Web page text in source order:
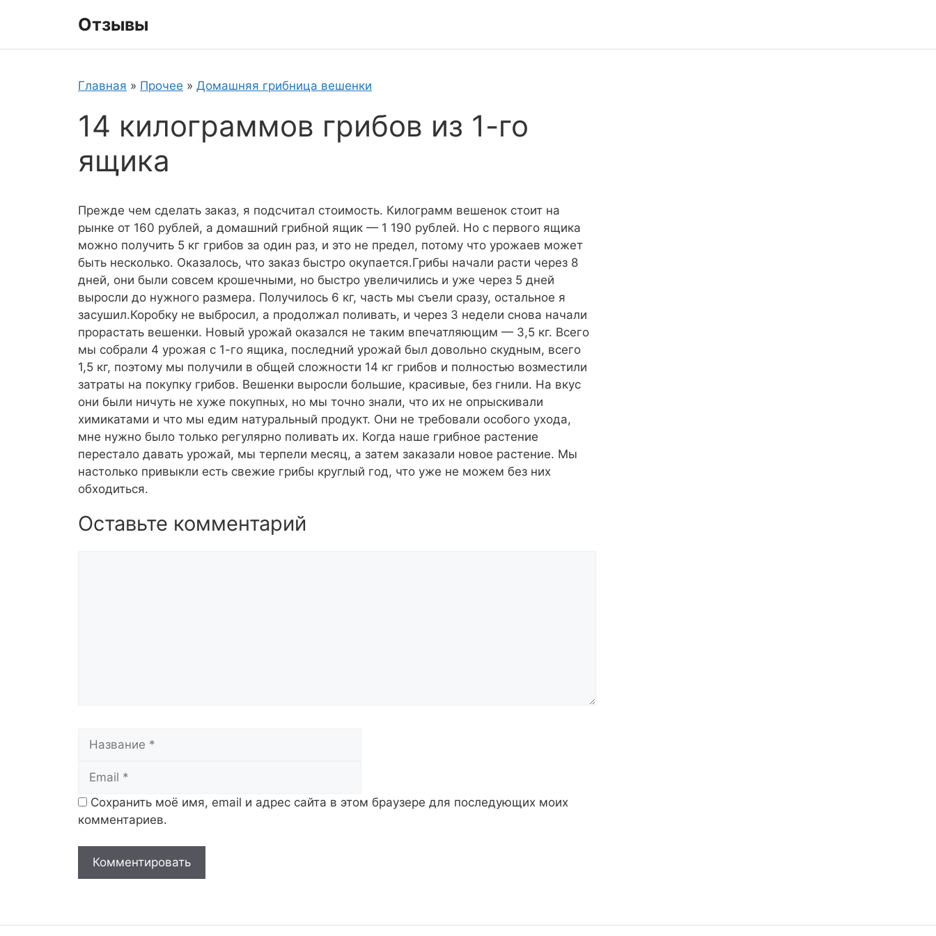
Отзывы
Главная » Прочее » Домашняя грибница вешенки
14 килограммов грибов из 1-го
ящика
Прежде чем сделать заказ, я подсчитал стоимость. Килограмм вешенок стоит на
рынке от 160 рублей, а домашний грибной ящик — 1 190 рублей. Но с первого ящика
можно получить 5 кг грибов за один раз, и это не предел, потому что урожаев может
быть несколько. Оказалось, что заказ быстро окупается.Грибы начали расти через 8
дней, они были совсем крошечными, но быстро увеличились и уже через 5 дней
выросли до нужного размера. Получилось 6 кг, часть мы съели сразу, остальное я
засушил.Коробку не выбросил, а продолжал поливать, и через 3 недели снова начали
прорастать вешенки. Новый урожай оказался не таким впечатляющим — 3,5 кг. Всего
мы собрали 4 урожая с 1-го ящика, последний урожай был довольно скудным, всего
1,5 кг, поэтому мы получили в общей сложности 14 кг грибов и полностью возместили
затраты на покупку грибов. Вешенки выросли большие, красивые, без гнили. На вкус
они были ничуть не хуже покупных, но мы точно знали, что их не опрыскивали
химикатами и что мы едим натуральный продукт. Они не требовали особого ухода,
мне нужно было только регулярно поливать их. Когда наше грибное растение
перестало давать урожай, мы терпели месяц, а затем заказали новое растение. Мы
настолько привыкли есть свежие грибы круглый год, что уже не можем без них
обходиться.
Оставьте комментарий
Сохранить моё имя, email и адрес сайта в этом браузере для последующих моих
комментариев.